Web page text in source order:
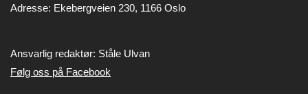
Adresse: Ekebergveien 230, 1166 Oslo
Ansvarlig redaktør: Ståle Ulvan
Følg oss på Facebook